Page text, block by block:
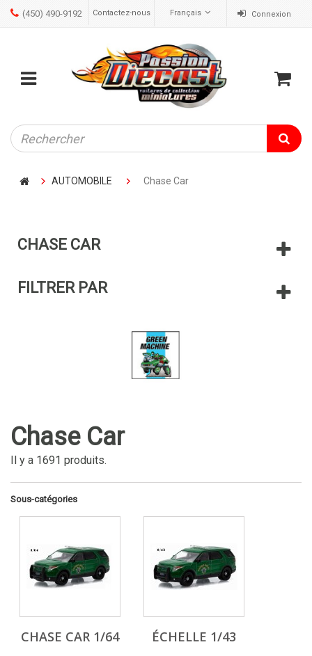
Connexion
Français
Contactez-nous
(450) 490-9192
Mobile
menu
Cart
AUTOMOBILE Chase Car
CHASE CAR
FILTRER PAR
Chase Car
Il y a 1691 produits.
Sous-catégories
CHASE CAR 1/64 ÉCHELLE 1/43